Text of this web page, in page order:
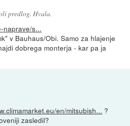
predlog. Hvala.
naprave/s...
v Bauhaus/Obi. Samo za hlajenje
dobrega monterja - kar pa ja
en/mitsubish... ?
zasledil?